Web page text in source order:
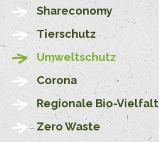
Shareconomy
Tierschutz
Umweltschutz
Corona
Regionale Bio-Vielfalt
Zero Waste